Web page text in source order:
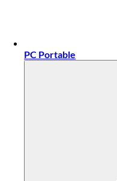
PC Portable